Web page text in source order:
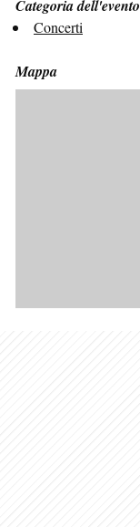
Categoria dell'evento
Concerti
Mappa